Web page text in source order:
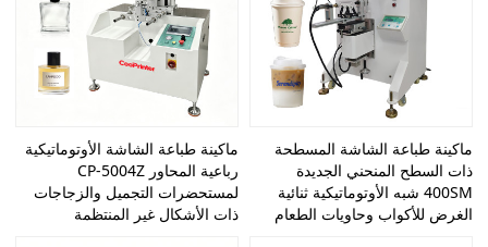
ماكينة طباعة الشاشة المسطحة
ذات السطح المنحني الجديدة
400SM شبه الأوتوماتيكية ثنائية
الغرض للأكواب وحاويات الطعام
ماكينة طباعة الشاشة الأوتوماتيكية
رباعية المحاور CP-5004Z
لمستحضرات التجميل والزجاجات
ذات الأشكال غير المنتظمة